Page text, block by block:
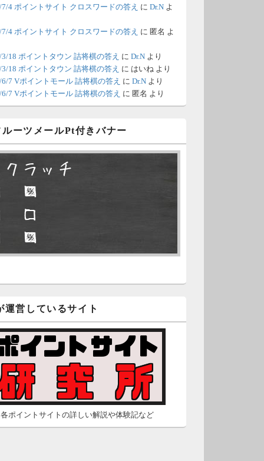
ん。
4:39 （Dr.N）
イントモールが6：00までメン
ンスとのことなので、本日分
新は難しいかもしれません。
、6月7日分の更新は昼頃にな
しまいそうです。申し訳ござ
せん。
10:04
不滅.comの本日分の更新が完
ました。
2:22（Dr.N）
難しいかもしれません。
26 2:52（Dr.N）
間の都合が付かないため、5月26
の更新は休みます。申し訳あり
せん。
23 16:32（Dr.N）
7/4 ポイントサイト クロスワードの答え に Dr.N よ
7/4 ポイントサイト クロスワードの答え に 匿名 よ
18 ポイントタウン 詰将棋の答え に Dr.N より
18 ポイントタウン 詰将棋の答え に はいね より
7 Vポイントモール 詰将棋の答え に Dr.N より
7 Vポイントモール 詰将棋の答え に 匿名 より
ーツメールPt付きバナー
クラッチ
■
□
■
■
■
□
運営しているサイト
各ポイントサイトの詳しい解説や体験記など